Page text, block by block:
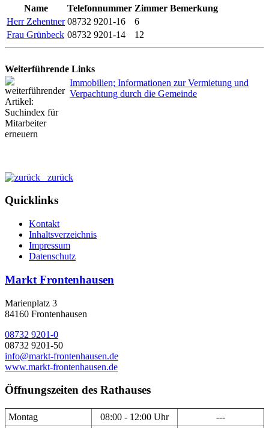
Name Telefonnummer Zimmer Bemerkung
Herr Zehentner 08732 9201-16
6
Frau Grünbeck 08732 9201-14 12
Weiterführende Links
Immobilien; Informationen zur Vermietung und
Verpachtung durch die Gemeinde
zurück
Quicklinks
Kontakt
Inhaltsverzeichnis
Impressum
Datenschutz
Markt Frontenhausen
Marienplatz 3
84160 Frontenhausen
08732 9201-0
08732 9201-50
info@markt-frontenhausen.de
www.markt-frontenhausen.de
Öffnungszeiten des Rathauses
Montag 08:00 - 12:00 Uhr ---